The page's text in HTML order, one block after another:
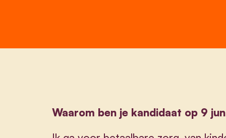
Waarom ben je kandidaat op 9